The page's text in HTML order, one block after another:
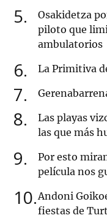
5
Osakidetza
piloto que
ambulatorios
6 La Primitiva
7
8
Las playas
las que más
9
Por esto
película nos
10 Andoni
fiestas de